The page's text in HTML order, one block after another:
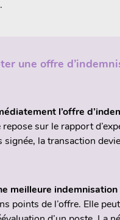
une offre
l’offre
sur le rapport
la transaction
meilleure indemnisation
points de l’offre. Elle